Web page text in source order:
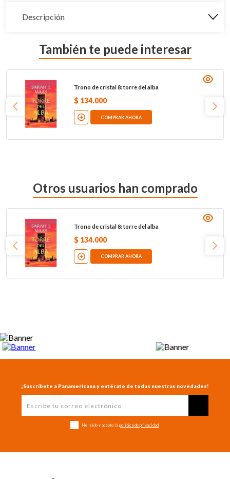
Descripción
También te puede interesar
Trono de cristal 8: torre del alba
$ 134.000
COMPRAR AHORA
Otros usuarios han comprado
Trono de cristal 8: torre del alba
$ 134.000
COMPRAR AHORA
¡Suscríbete a Panamericana y entérate de todas nuestras novedades!
He leído y acepto la política de privacidad